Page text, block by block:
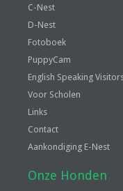
C-Nest
D-Nest
Fotoboek
PuppyCam
English Speaking
Voor Scholen
Links
Contact
Aankondiging E-Nest
Onze Honden